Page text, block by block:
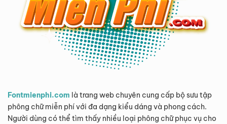
Fontmienphi.com là trang web chuyên cung cấp bộ sưu tập
phông chữ miễn phí với đa dạng kiểu dáng và phong cách.
Người dùng có thể tìm thấy nhiều loại phông chữ phục vụ cho